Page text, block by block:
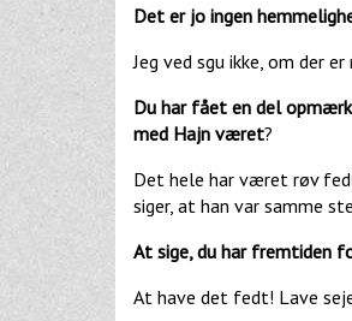
Det er jo ingen
Jeg ved sgu ikke, om der
Du har fået en del
med Hajn været?
Det hele har været røv
siger, at han var samme
At sige, du har fremtiden
At have det fedt! Lave